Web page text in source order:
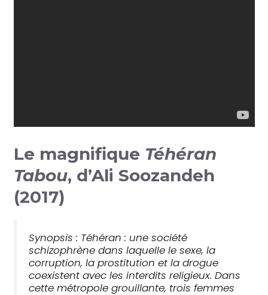
Le magnifique Téhéran
Tabou, d’Ali Soozandeh
(2017)
Synopsis : Téhéran : une société
schizophrène dans laquelle le sexe, la
corruption, la prostitution et la drogue
coexistent avec les interdits religieux. Dans
cette métropole grouillante, trois femmes